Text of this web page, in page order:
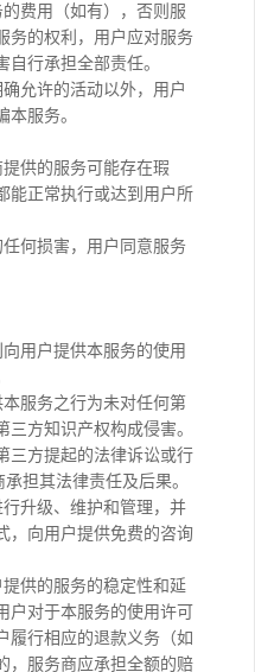
费用（如有），否则服
务的权利，用户应对服务
行承担全部责任。
允许的活动以外，用户
服务。
提供的服务可能存在瑕
能正常执行或达到用户所
任何损害，用户同意服务
用户提供本服务的使用
服务之行为未对任何第
方知识产权构成侵害。
三方提起的法律诉讼或行
担其法律责任及后果。
升级、维护和管理，并
，向用户提供免费的咨询
供的服务的稳定性和延
户对于本服务的使用许可
履行相应的退款义务（如
，服务商应承担全额的赔